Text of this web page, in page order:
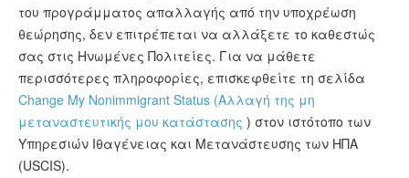
του προγράμματος απαλλαγής από την υποχρέωση
θεώρησης, δεν επιτρέπεται να αλλάξετε το καθεστώς
σας στις Ηνωμένες Πολιτείες. Για να μάθετε
περισσότερες πληροφορίες, επισκεφθείτε τη σελίδα
Change My Nonimmigrant Status (Αλλαγή της μη
μεταναστευτικής μου κατάστασης ) στον ιστότοπο των
Υπηρεσιών Ιθαγένειας και Μετανάστευσης των ΗΠΑ
(USCIS).